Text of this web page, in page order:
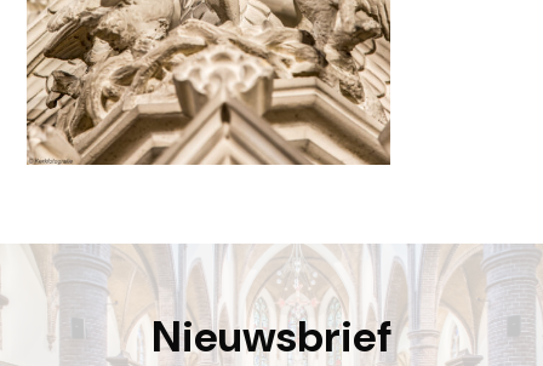
locatiebalk@dechristoffel.nl
Nieuwsbrief